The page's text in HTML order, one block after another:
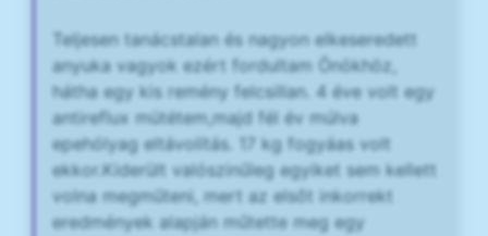
Teljesen tanácstalan és nagyon elkeseredett
anyuka vagyok ezért fordultam Önökhöz,
hátha egy kis remény felcsillan. 4 éve volt egy
antireflux mütétem,majd fél év múlva
epehólyag eltávolítás. 17 kg fogyáas volt
ekkor.Kiderült valószinűleg egyiket sem kellett
volna megműteni, mert az elsőt inkorrekt
eredmények alapján műtette meg egy